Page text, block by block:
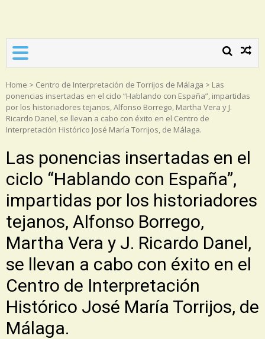
Home > Centro de Interpretación de Torrijos de Málaga > Las
ponencias insertadas en el ciclo “Hablando con España”, impartidas
por los historiadores tejanos, Alfonso Borrego, Martha Vera y J.
Ricardo Danel, se llevan a cabo con éxito en el Centro de
Interpretación Histórico José María Torrijos, de Málaga.
Las ponencias insertadas en el
ciclo “Hablando con España”,
impartidas por los historiadores
tejanos, Alfonso Borrego,
Martha Vera y J. Ricardo Danel,
se llevan a cabo con éxito en el
Centro de Interpretación
Histórico José María Torrijos, de
Málaga.